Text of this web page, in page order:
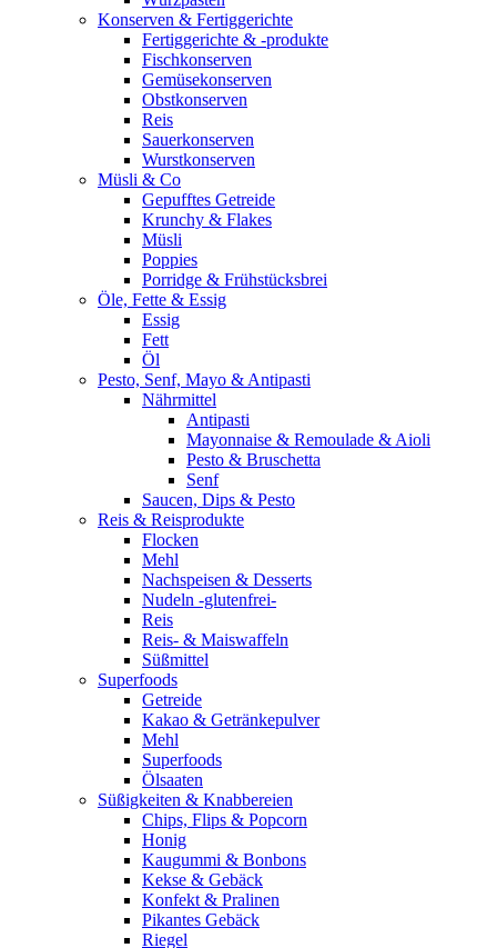
Konserven & Fertiggerichte
Fertiggerichte & -produkte
Fischkonserven
Gemüsekonserven
Obstkonserven
Reis
Sauerkonserven
Wurstkonserven
Müsli & Co
Gepufftes Getreide
Krunchy & Flakes
Müsli
Poppies
Porridge & Frühstücksbrei
Öle, Fette & Essig
Essig
Fett
Öl
Pesto, Senf, Mayo & Antipasti
Nährmittel
Antipasti
Mayonnaise & Remoulade & Aioli
Pesto & Bruschetta
Senf
Saucen, Dips & Pesto
Reis & Reisprodukte
Flocken
Mehl
Nachspeisen & Desserts
Nudeln -glutenfrei-
Reis
Reis- & Maiswaffeln
Süßmittel
Superfoods
Getreide
Kakao & Getränkepulver
Mehl
Superfoods
Ölsaaten
Süßigkeiten & Knabbereien
Chips, Flips & Popcorn
Honig
Kaugummi & Bonbons
Kekse & Gebäck
Konfekt & Pralinen
Pikantes Gebäck
Riegel